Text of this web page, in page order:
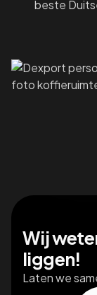
beste
Wij
liggen!
Laten we